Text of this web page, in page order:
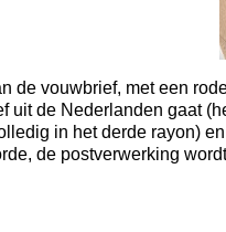
de vouwbrief, met een
uit de Nederlanden gaat
in het derde rayon)
de postverwerking